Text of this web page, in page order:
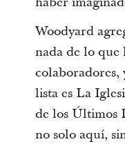
Woodyard
nada de lo que
colaboradores,
lista es La
de los Últimos
no solo aquí,